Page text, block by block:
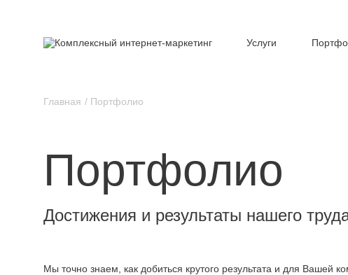
Услуги
Главная Портфолио
Портфолио
Достижения и результаты нашего
Мы точно знаем, как добиться крутого результата и для Вашей